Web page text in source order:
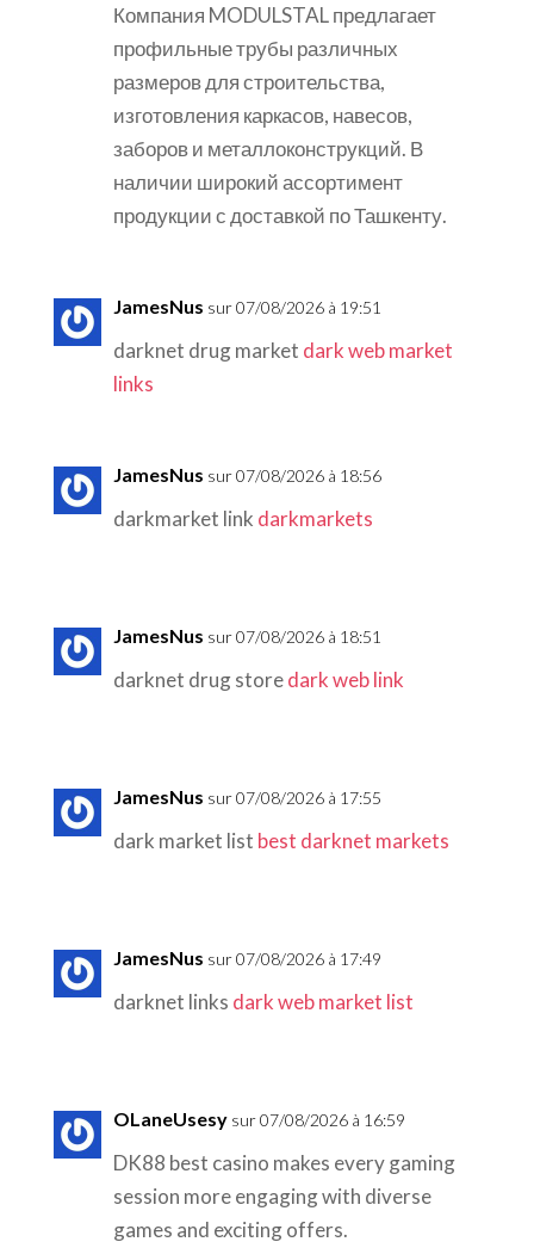
Компания MODULSTAL предлагает
профильные трубы различных
размеров для строительства,
изготовления каркасов, навесов,
заборов и металлоконструкций. В
наличии широкий ассортимент
продукции с доставкой по Ташкенту.
JamesNus sur 07/08/2026 à 19:51
darknet drug market dark web market
links
JamesNus sur 07/08/2026 à 18:56
darkmarket link darkmarkets
JamesNus sur 07/08/2026 à 18:51
darknet drug storedark web link
JamesNus sur 07/08/2026 à 17:55
dark market list best darknet markets
JamesNus sur 07/08/2026 à 17:49
darknet links dark web market list
OLaneUsesy sur 07/08/2026 à 16:59
DK88 best casino makes every gaming
session more engaging with diverse
games and exciting offers.